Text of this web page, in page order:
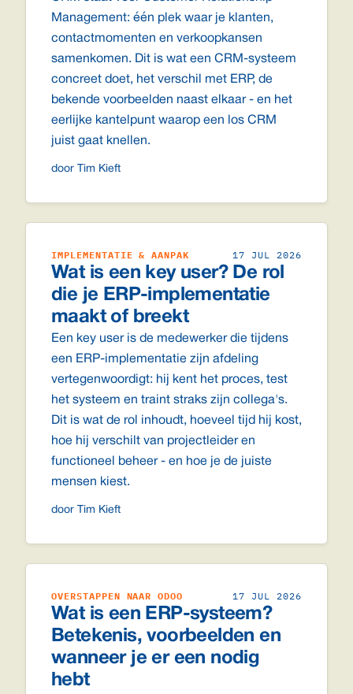
Management: één plek waar je klanten,
contactmomenten en verkoopkansen
samenkomen. Dit is wat een CRM-systeem
concreet doet, het verschil met ERP, de
bekende voorbeelden naast elkaar - en het
eerlijke kantelpunt waarop een los CRM
juist gaat knellen.
door Tim Kieft
IMPLEMENTATIE & AANPAK 17 JUL 2026
Wat is een key user? De rol
die je ERP-implementatie
maakt of breekt
Een key user is de medewerker die tijdens
een ERP-implementatie zijn afdeling
vertegenwoordigt: hij kent het proces, test
het systeem en traint straks zijn collega's.
Dit is wat de rol inhoudt, hoeveel tijd hij kost,
hoe hij verschilt van projectleider en
functioneel beheer - en hoe je de juiste
mensen kiest.
door Tim Kieft
OVERSTAPPEN NAAR ODOO 17 JUL 2026
Wat is een ERP-systeem?
Betekenis, voorbeelden en
wanneer je er een nodig
hebt